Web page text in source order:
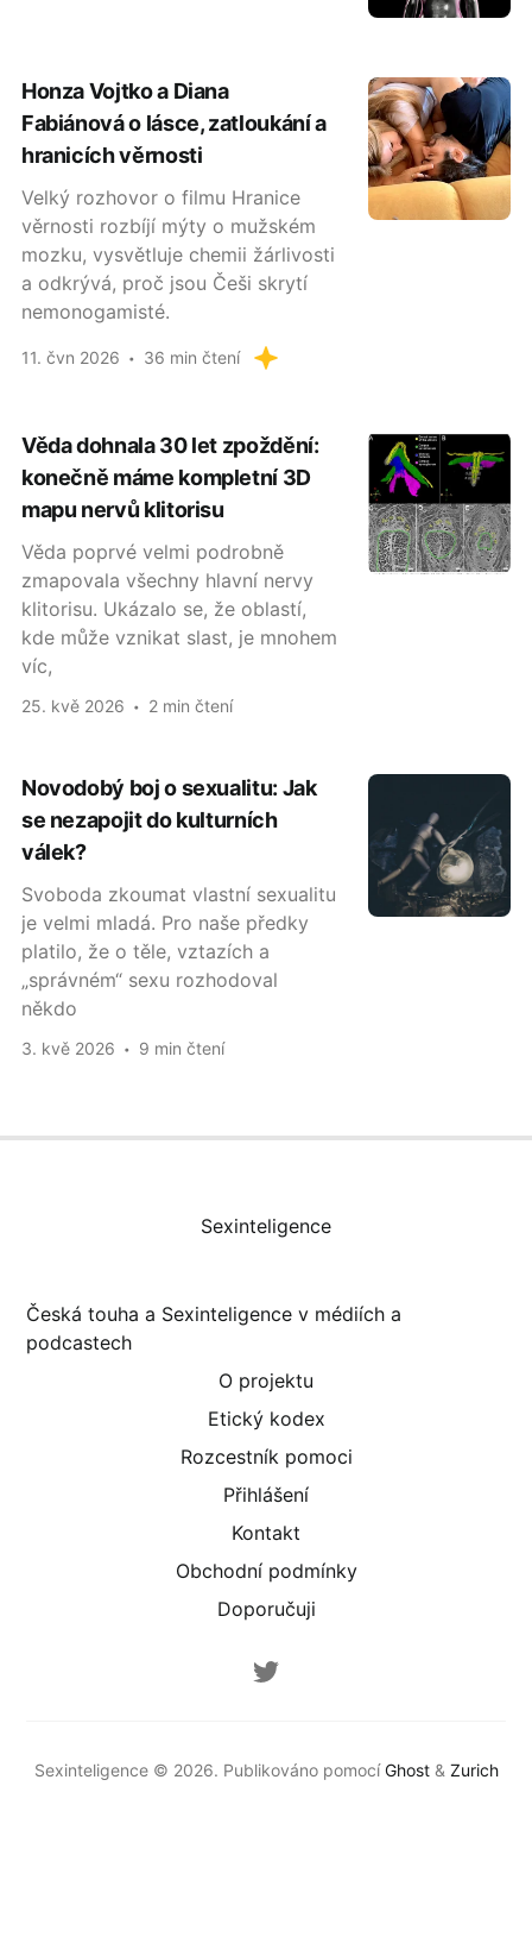
Honza Vojtko a Diana
Fabiánová o lásce, zatloukání a
hranicích věrnosti
Velký rozhovor o filmu Hranice
věrnosti rozbíjí mýty o mužském
mozku, vysvětluje chemii žárlivosti
a odkrývá, proč jsou Češi skrytí
nemonogamisté.
11. čvn 2026 36 min čtení
Věda dohnala 30 let zpoždění:
konečně máme kompletní 3D
mapu nervů klitorisu
Věda poprvé velmi podrobně
zmapovala všechny hlavní nervy
klitorisu. Ukázalo se, že oblastí,
kde může vznikat slast, je mnohem
víc,
25. kvě 2026 2 min čtení
Novodobý boj o sexualitu: Jak
se nezapojit do kulturních
válek?
Svoboda zkoumat vlastní sexualitu
je velmi mladá. Pro naše předky
platilo, že o těle, vztazích a
„správném“ sexu rozhodoval
někdo
3. kvě 2026 9 min čtení
Sexinteligence
Česká touha a Sexinteligence v médiích a
podcastech
O projektu
Etický kodex
Rozcestník pomoci
Přihlášení
Kontakt
Obchodní podmínky
Doporučuji
Sexinteligence © 2026. Publikováno pomocíGhost& Zurich